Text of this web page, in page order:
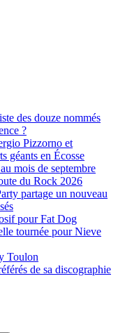
des douze nommés
?
Pizzorno et
géants en Écosse
mois de septembre
du Rock 2026
partage un nouveau
pour Fat Dog
tournée pour Nieve
Toulon
de sa discographie